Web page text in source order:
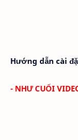
Hướng dẫn cài
- NHƯ CUỐI